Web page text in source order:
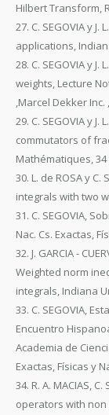
Hilbert Transform,
27. C. SEGOVIA y
applications,
28. C. SEGOVIA y
weights, Lecture
,Marcel Dekker Inc.
29. C. SEGOVIA y
commutators of
Mathématiques, 34
30. L. de ROSA y
integrals with two
31. C. SEGOVIA,
Nac. Cs. Exactas,
32. J. GARCIA -
Weighted norm
integrals, Indiana
33. C. SEGOVIA,
Encuentro
Academia de
Exactas, Físicas y
34. R. A. MACIAS,
operators with